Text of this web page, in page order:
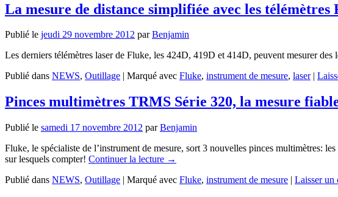
La mesure de distance simplifiée avec les télémètres
Publié le jeudi 29 novembre 2012 par Benjamin
Les derniers télémètres laser de Fluke, les 424D, 419D et 414D, peuvent mesurer
Publié dans NEWS, Outillage | Marqué avec Fluke, instrument de mesure, laser |
Pinces multimètres TRMS Série 320, la mesure
Publié le samedi 17 novembre 2012 par Benjamin
Fluke, le spécialiste de l’instrument de mesure, sort 3 nouvelles pinces multimètres:
sur lesquels compter! Continuer la lecture →
Publié dans NEWS, Outillage | Marqué avec Fluke, instrument de mesure | Laisser un